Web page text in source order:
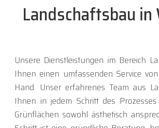
Landschaftsbau
Unsere Dienstleistungen im Bereich
Ihnen einen umfassenden Service
Hand. Unser erfahrenes Team aus
Ihnen in jedem Schritt des
Grünflächen sowohl ästhetisch